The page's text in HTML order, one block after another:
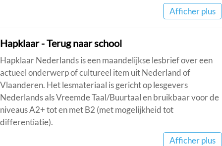
Afficher plus
Hapklaar - Terug naar school
Hapklaar Nederlands is een maandelijkse lesbrief over een
actueel onderwerp of cultureel item uit Nederland of
Vlaanderen. Het lesmateriaal is gericht op lesgevers
Nederlands als Vreemde Taal/Buurtaal en bruikbaar voor de
niveaus A2+ tot en met B2 (met mogelijkheid tot
differentiatie).
Afficher plus